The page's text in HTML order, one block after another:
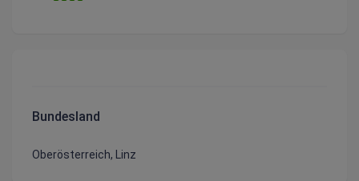
Bundesland
Oberösterreich, Linz